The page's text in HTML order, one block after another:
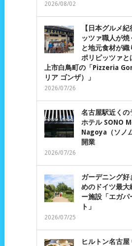
2026/08/02
【日本グルメ
ッツァ職人が
と地元食材が
ポリピッツァ
上市白鳥町の「Pizzeria
リア ゴンザ）」
2026/07/26
名古屋駅近くの
ホテル SONO
Nagoya（ソノ
開業
2026/07/26
ガーデニング
めのドイツ最大
ー施設「エガ
ト」
2026/07/25
ヒルトン名古